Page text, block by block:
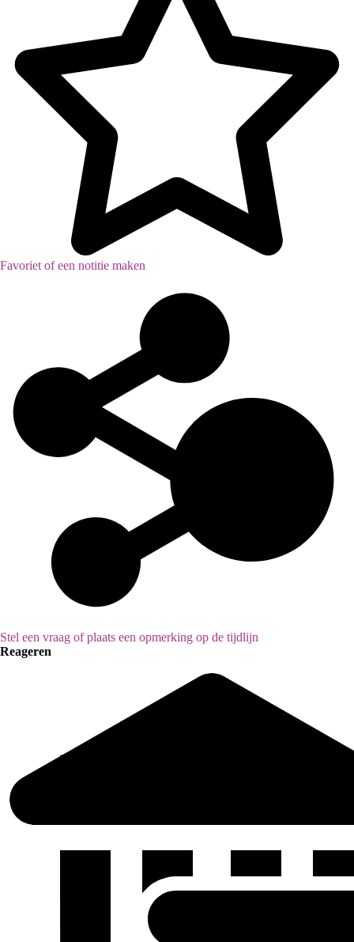
Favoriet of een notitie maken
Stel een vraag of plaats een opmerking op de tijdlijn
Reageren